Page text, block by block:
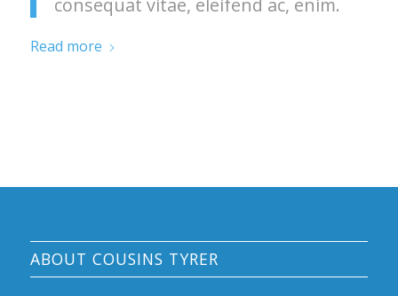
Read more
ABOUT COUSINS TYRER